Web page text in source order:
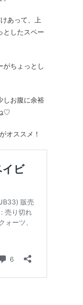
あって、上
としたスペー
がちょっとし
しお腹に余裕
♡
オススメ！